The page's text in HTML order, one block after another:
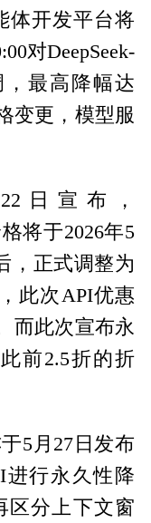
体开发平台将
对DeepSeek-
最高降幅达
变更，模型服
日宣布，
将于2026年5
，正式调整为
此次API优惠
而此次宣布永
前2.5折的折
5月27日发布
进行永久性降
区分上下文窗